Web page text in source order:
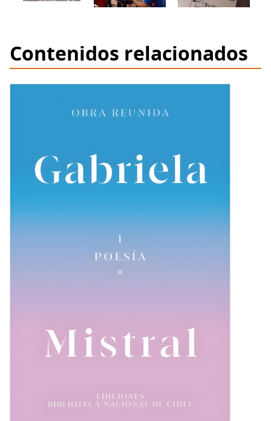
Contenidos relacionados